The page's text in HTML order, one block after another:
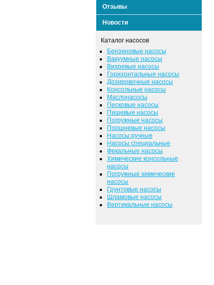
Отзывы
Новости
Каталог насосов
Бензиновые насосы
Вакуумные насосы
Вихревые насосы
Горизонтальные насосы
Дозировочные насосы
Консольные насосы
Маслонасосы
Песковые насосы
Пищевые насосы
Погружные насосы
Поршневые насосы
Насосы ручные
Насосы специальные
Фекальные насосы
Химические консольные
насосы
Погружные химические
насосы
Грунтовые насосы
Шламовые насосы
Вертикальные насосы